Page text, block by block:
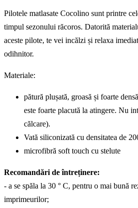
Pilotele matlasate Cocolino sunt printre
timpul sezonului răcoros. Datorită
aceste pilote, te vei incălzi și relaxa
odihnitor.
Materiale:
pătură plușată, groasă și foarte
este foarte placută la atingere. Nu
călcare).
Vată siliconizată cu densitatea de
microfibră soft touch cu stelute
Recomandări de întreținere:
- a se spăla la 30 ° C, pentru o mai bună
imprimeurilor;